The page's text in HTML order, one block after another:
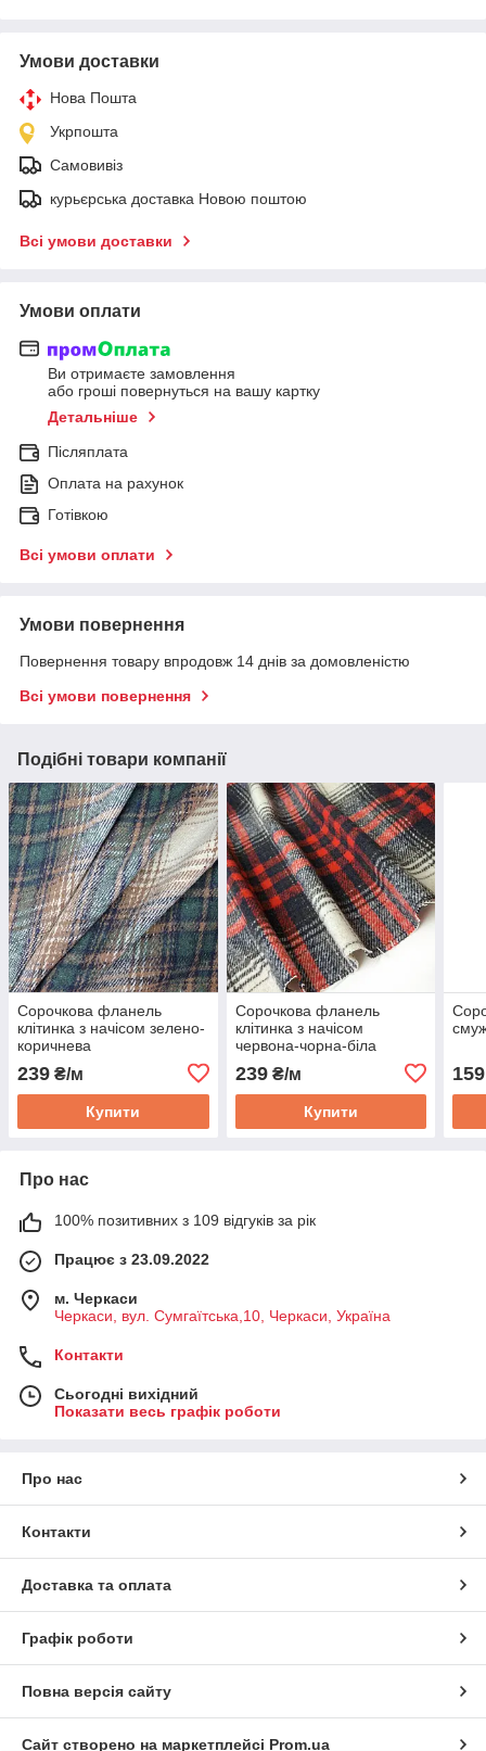
Умови доставки
Нова Пошта
Укрпошта
Самовивіз
курьєрська доставка Новою поштою
Всі умови доставки
Умови оплати
Ви отримаєте замовлення
або гроші повернуться на вашу картку
Детальніше
Післяплата
Оплата на рахунок
Готівкою
Всі умови оплати
Умови повернення
Повернення товару впродовж 14 днів за домовленістю
Всі умови повернення
Подібні товари компанії
Сорочкова фланель
клітинка з начісом зелено-
коричнева
239 ₴/м
Купити
Сорочкова фланель
клітинка з начісом
червона-чорна-біла
239₴/м
Купити
159
Про нас
100% позитивних з 109 відгуків за рік
Працює з 23.09.2022
м. Черкаси
Черкаси, вул. Сумгаїтська,10, Черкаси, Україна
Контакти
Сьогодні вихідний
Показати весь графік роботи
Про нас
Контакти
Доставка та оплата
Графік роботи
Повна версія сайту
Сайт створено на маркетплейсі Prom.ua